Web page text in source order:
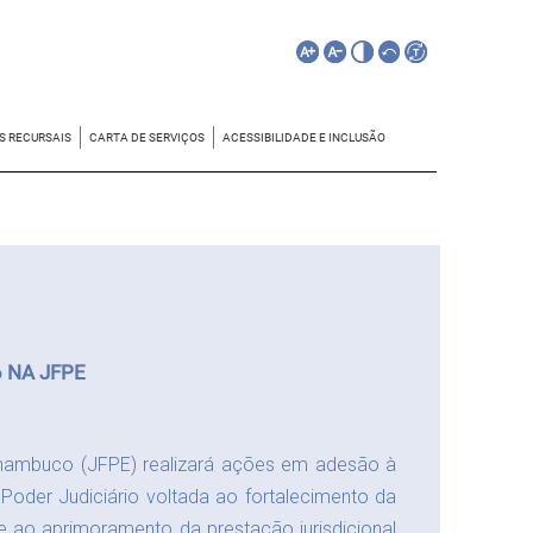
RECURSAIS CARTA DE SERVIÇOS ACESSIBILIDADE E INCLUSÃO
NA JFPE
(JFPE) realizará ações em adesão à
Judiciário voltada ao fortalecimento da